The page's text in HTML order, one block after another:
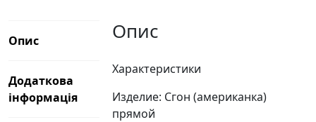
Опис
Додаткова
інформація
Опис
Характеристики
Изделие: Сгон (американка)
прямой